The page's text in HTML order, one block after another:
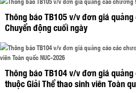
Thông báo TB105 v/v đơn giá
Chuyển động cuối ngày
Thông báo TB104 v/v đơn giá
thuộc Giải Thể thao sinh viên Toàn